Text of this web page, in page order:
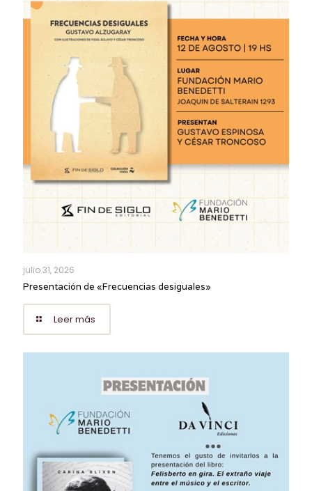
julio 31, 2026
Presentación de «Frecuencias desiguales»
Leer más